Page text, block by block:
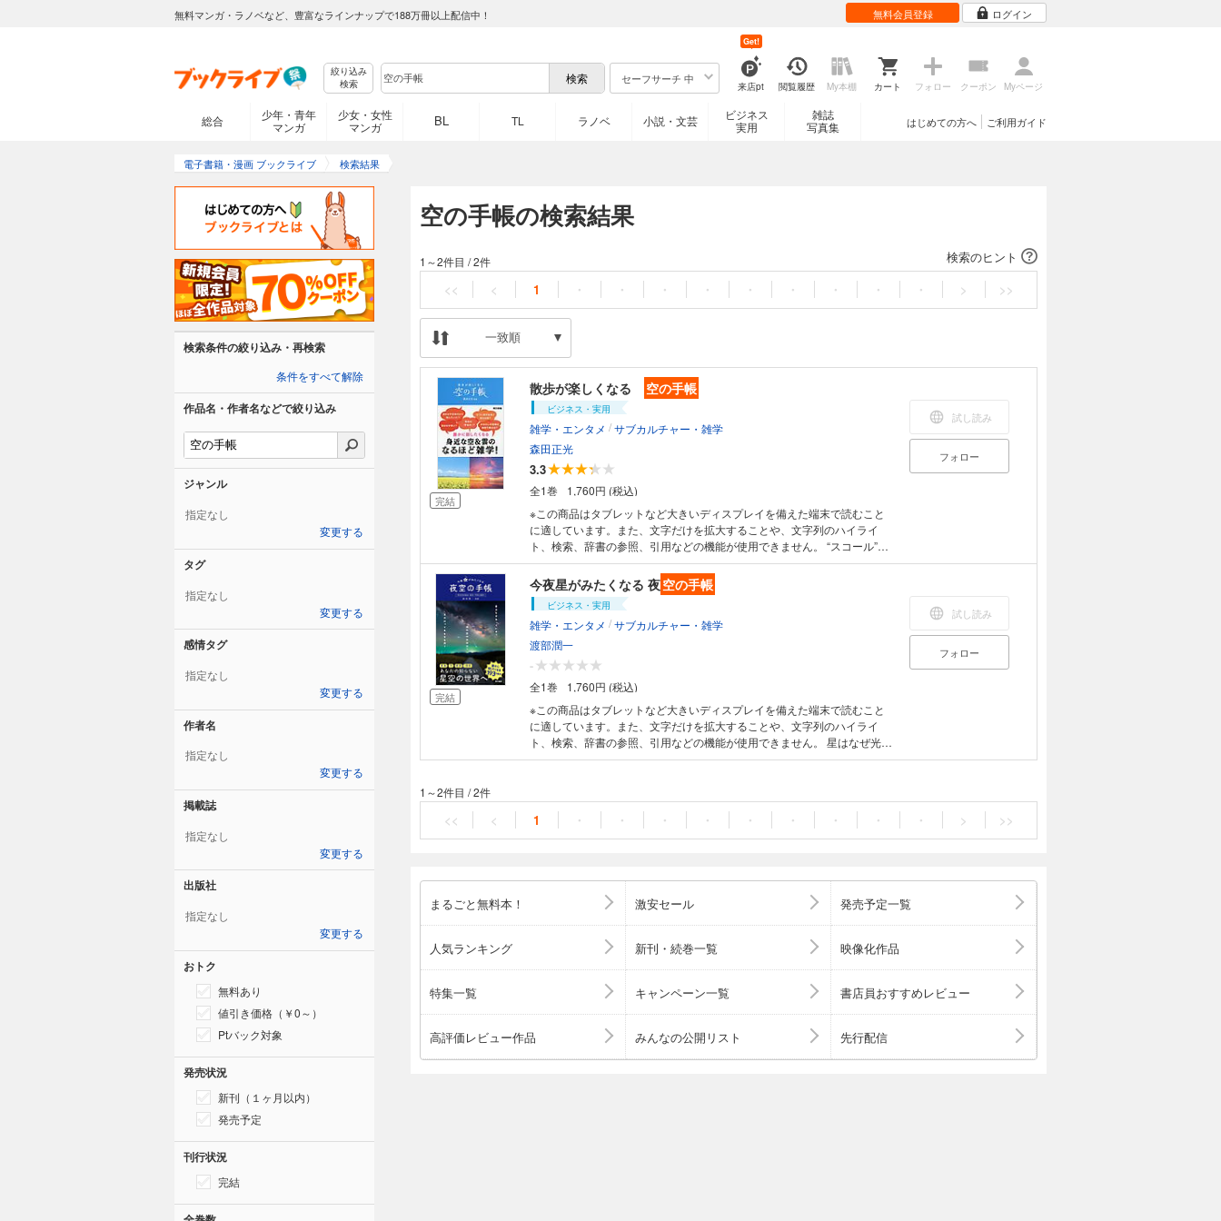
無料マンガ・ラノベなど、豊富なラインナップで188万冊以上配信中！ 無料会員登録 ログイン
絞り込み
検索
セーフサーチ 中
来店pt
Get!
閲覧履歴 My本棚 カート フォロー クーポン Myページ
総合
少年・青年
マンガ
少女・女性
マンガ
BL TL ラノベ 小説・文芸
ビジネス
実用
雑誌
写真集
ご利用ガイド
はじめての方へ
電子書籍・漫画 ブックライブ 検索結果
空の手帳の検索結果
検索のヒント
1～2件目 /2件
<< < 1 ・ ・ ・ ・ ・ ・ ・ ・ ・ > >>
一致順
完結
散歩が楽しくなる 空の手帳
ビジネス・実用
雑学・エンタメ /サブカルチャー・雑学
森田正光
3.3
全1巻
1,760円 (税込)
※この商品はタブレットなど大きいディスプレイを備えた端末で読むこと
に適しています。また、文字だけを拡大することや、文字列のハイライ
ト、検索、辞書の参照、引用などの機能が使用できません。 “スコール”は
じつは……雨ではなく、強風のこと！ 思わずへぇーとうなってしまう身近
な｢空｣ や ｢雲｣ ｢天気｣ にまつわる雑学を美しい写真と共に紹介。 四季折々
の季語や俳句も掲載し、歳時記としても楽しめます。
試し読み
フォロー
完結
今夜星がみたくなる 夜空の手帳
ビジネス・実用
雑学・エンタメ /サブカルチャー・雑学
渡部潤一
-
全1巻
1,760円 (税込)
※この商品はタブレットなど大きいディスプレイを備えた端末で読むこと
に適しています。また、文字だけを拡大することや、文字列のハイライ
ト、検索、辞書の参照、引用などの機能が使用できません。 星はなぜ光っ
ている？ 流れ星の正体は？ 天の川ってそもそも何？ 星の色はどうし
冊。 ビニールカバー付き＆スマホサイズの判型で持ち運びにも便利です。
ステキな写真とサクサク読めるわかりやすい解説で、 きっと今夜、星が見
たくなる！ 「星空浴」がしたくなる！ ＜この本の魅力のポイント＞ ★
な星座をたっぷり紹介。神話や見つけ方も収録。 ★月にまつわる話や呼び
名、太陽系の惑星たちもわかりやすく説明。 ★星や月にまつわる家紋や国
旗、変わった天体など豆知識も充実。 ★ビニールカバー付き＆ハンディサ
イズで持ち運びしやすい！ ★心くすぐる上品＆かわいらしいデザインでプ
レゼントにもぴったり。
試し読み
フォロー
1～2件目 /2件
<< < 1 ・ ・ ・ ・ ・ ・ ・ ・ ・ > >>
まるごと無料本！ 激安セール 発売予定一覧
人気ランキング 新刊・続巻一覧 映像化作品
特集一覧 キャンペーン一覧 書店員おすすめレビュー
高評価レビュー作品 みんなの公開リスト 先行配信
検索条件の絞り込み・再検索
条件をすべて解除
作品名・作者名などで絞り込み
ジャンル
指定なし
変更する
タグ
指定なし
変更する
感情タグ
指定なし
変更する
作者名
指定なし
変更する
掲載誌
指定なし
変更する
出版社
指定なし
変更する
おトク
無料あり
値引き価格（￥0～）
Ptバック対象
発売状況
新刊（１ヶ月以内）
発売予定
刊行状況
完結